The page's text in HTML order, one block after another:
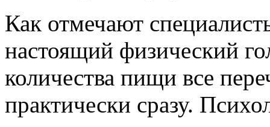
Как отмечают
настоящий физический
количества пищи все
практически сразу.